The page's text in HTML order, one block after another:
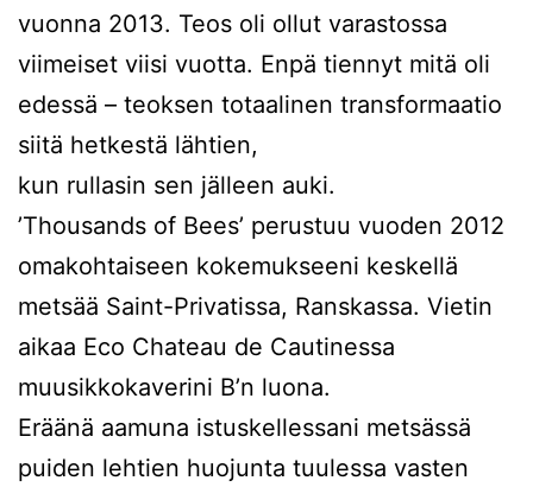
vuonna 2013. Teos oli ollut varastossa
viimeiset viisi vuotta. Enpä tiennyt mitä oli
edessä – teoksen totaalinen transformaatio
siitä hetkestä lähtien,
kun rullasin sen jälleen auki.
’Thousands of Bees’ perustuu vuoden 2012
omakohtaiseen kokemukseeni keskellä
metsää Saint-Privatissa, Ranskassa. Vietin
aikaa Eco Chateau de Cautinessa
muusikkokaverini B’n luona.
Eräänä aamuna istuskellessani metsässä
puiden lehtien huojunta tuulessa vasten